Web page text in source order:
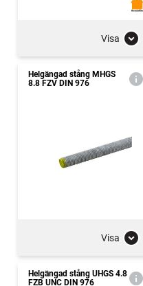
Visa
Helgängad stång MHGS
8.8 FZV DIN 976
Visa
Helgängad stång UHGS 4.8
FZB UNC DIN 976